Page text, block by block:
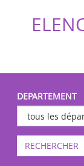
DEPARTEMENT
RECHERCHER